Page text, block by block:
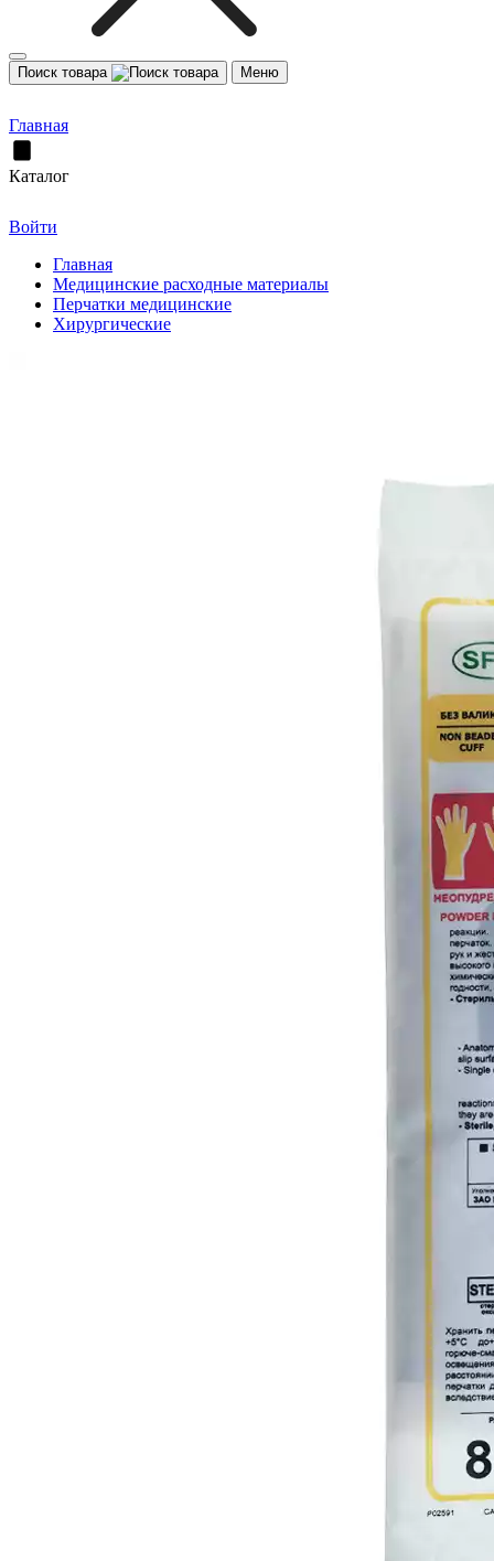
Поиск товара Меню
Главная
Каталог
Войти
Главная
Медицинские расходные материалы
Перчатки медицинские
Хирургические